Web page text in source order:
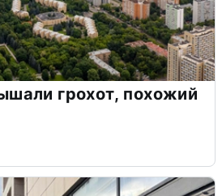
грохот, похожий